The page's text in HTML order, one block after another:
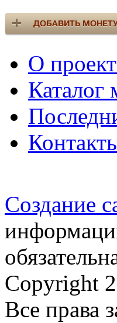
О
Каталог
Создание
Copyright
Все права